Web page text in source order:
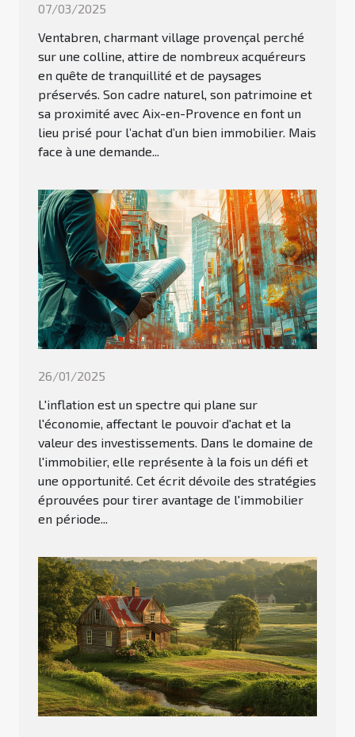
07/03/2025
Ventabren, charmant village provençal perché
sur une colline, attire de nombreux acquéreurs
en quête de tranquillité et de paysages
préservés. Son cadre naturel, son patrimoine et
sa proximité avec Aix-en-Provence en font un
lieu prisé pour l’achat d’un bien immobilier. Mais
face à une demande...
26/01/2025
L'inflation est un spectre qui plane sur
l'économie, affectant le pouvoir d'achat et la
valeur des investissements. Dans le domaine de
l'immobilier, elle représente à la fois un défi et
une opportunité. Cet écrit dévoile des stratégies
éprouvées pour tirer avantage de l'immobilier
en période...